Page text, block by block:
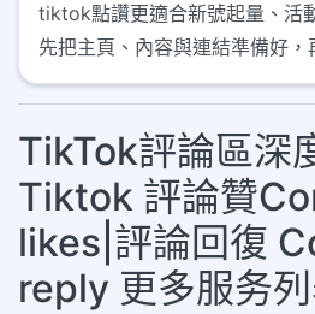
tiktok點讚更適合新號起量、活
先把主頁、內容與連結準備好，
TikTok評論區深
Tiktok 評論贊
likes|評論回復
reply 更多服务